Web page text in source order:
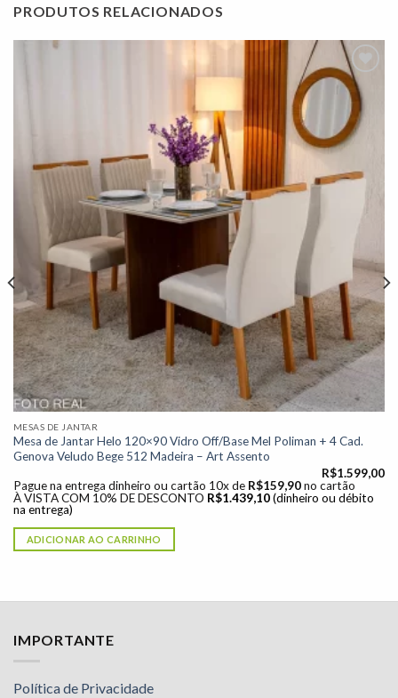
PRODUTOS RELACIONADOS
Adicionar
à lista de
desejos"
MESAS DE JANTAR
Mesa de Jantar Helo 120×90 Vidro Off/Base Mel Poliman + 4 Cad.
Genova Veludo Bege 512 Madeira – Art Assento
R$1.599,00
Pague na entrega dinheiro ou cartão 10x de R$159,90 no cartão
À VISTA COM 10% DE DESCONTO R$1.439,10 (dinheiro ou débito
na entrega)
ADICIONAR AO CARRINHO
IMPORTANTE
Política de Privacidade